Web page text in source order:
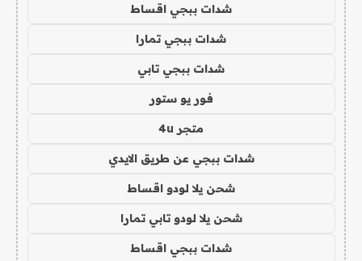
شدات ببجي اقساط
شدات ببجي تمارا
شدات ببجي تابي
فور يو ستور
متجر 4u
شدات ببجي عن طريق الايدي
شحن يلا لودو اقساط
شحن يلا لودو تابي تمارا
شدات ببجي اقساط